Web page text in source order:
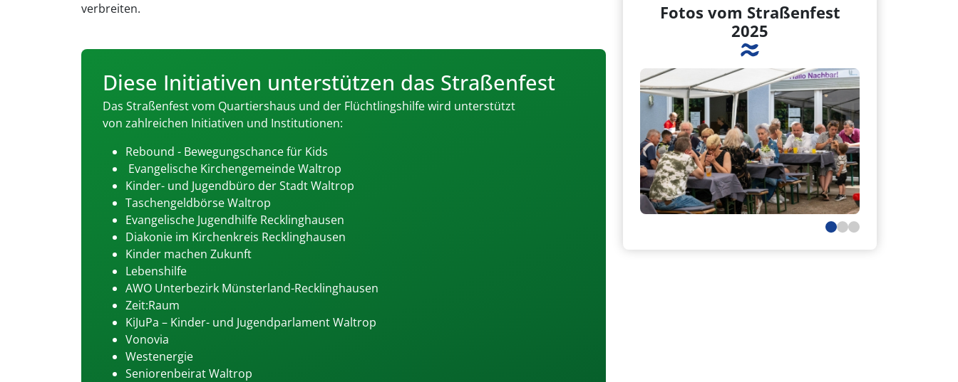
verbreiten.
Diese Initiativen unterstützen das Straßenfest
Das Straßenfest vom Quartiershaus und der Flüchtlingshilfe wird unterstützt
von zahlreichen Initiativen und Institutionen:
Rebound - Bewegungschance für Kids
Evangelische Kirchengemeinde Waltrop
Kinder- und Jugendbüro der Stadt Waltrop
Taschengeldbörse Waltrop
Evangelische Jugendhilfe Recklinghausen
Diakonie im Kirchenkreis Recklinghausen
Kinder machen Zukunft
Lebenshilfe
AWO Unterbezirk Münsterland-Recklinghausen
Zeit:Raum
KiJuPa – Kinder- und Jugendparlament Waltrop
Vonovia
Westenergie
Seniorenbeirat Waltrop
Fotos vom Straßenfest
2025